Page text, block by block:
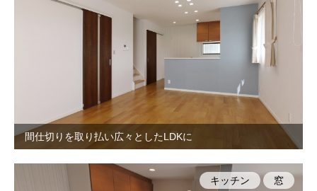
間仕切りを取り払い広々としたLDKに
キッチン 窓